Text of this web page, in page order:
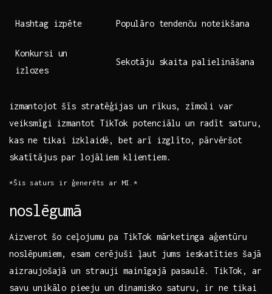
Hashtag izpēte Populāro tendenču⁤ noteikšana
Konkursi un
izlozes
Sekotāju skaita palielināšana
izmantojot šīs stratēģijas un rīkus, zīmoli var
veiksmīgi‍ izmantot ​TikTok potenciālu un​ radīt saturu,
kas⁤ ne⁤ tikai izklaidē, bet arī izglīto, pārvēršot
skatītājus par ⁤lojāliem klientiem.
*Šis saturs ir ģenerēts⁤ ar MI.*
noslēgumā
Aizverot ⁣šo ⁢ceļojumu pa TikTok mārketinga aģentūru
noslēpumiem,⁤ esam cerējuši ļaut jums ieskatīties ⁤šajā
aizraujošajā un strauji mainīgajā pasaulē.‌ TikTok, ar​
savu unikālo pieeju un dinamisko saturu, ‍ir⁣ ne ⁣tikai